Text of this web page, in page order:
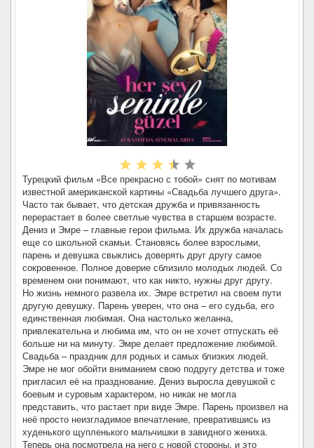
Турецкий фильм «Все прекрасно с тобой» снят по мотивам
известной американской картины «Свадьба лучшего друга».
Часто так бывает, что детская дружба и привязанность
перерастает в более светлые чувства в старшем возрасте.
Дениз и Эмре – главные герои фильма. Их дружба началась
еще со школьной скамьи. Становясь более взрослыми,
парень и девушка свыклись доверять друг другу самое
сокровенное. Полное доверие сблизило молодых людей. Со
временем они понимают, что как никто, нужны друг другу.
Но жизнь немного развела их. Эмре встретил на своем пути
другую девушку. Парень уверен, что она – его судьба, его
единственная любимая. Она настолько желанна,
привлекательна и любима им, что он не хочет отпускать её
больше ни на минуту. Эмре делает предложение любимой.
Свадьба – праздник для родных и самых близких людей.
Эмре не мог обойти вниманием свою подругу детства и тоже
пригласил её на празднование. Дениз выросла девушкой с
боевым и суровым характером, но никак не могла
представить, что растает при виде Эмре. Парень произвел на
неё просто неизгладимое впечатление, превратившись из
худенького щупленького мальчишки в завидного жениха.
Теперь она посмотрела на него с новой стороны, и это